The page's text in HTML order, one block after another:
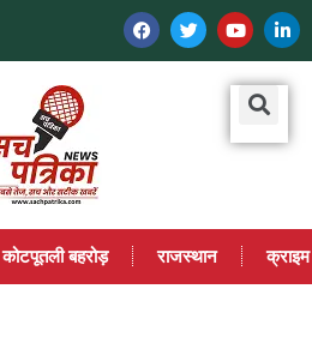
कोटपूतली बहरोड़ राजस्थान क्राइम